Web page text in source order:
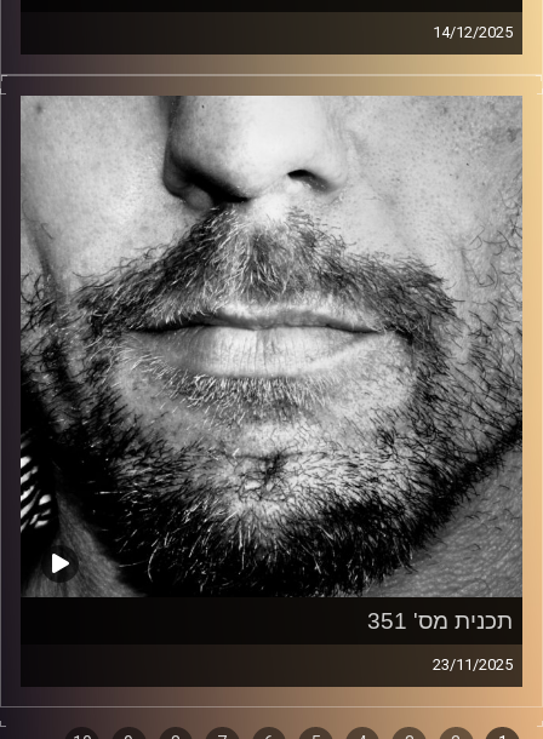
14/12/2025
זיפים, מוזיקה מחוספסת של הופעות חיות. הרבה ג'אם, רוק,
בלוז, bluegrass, ג'אז, Fאנק, פרוגרסיב ואפילו אלקטרוניקה.
כל מה שחי, אמיתי ונושם.
עם שמוליק רגב.
קרדיט תמונות: David Goehring
תכנית מס' 351
23/11/2025
זיפים, מוזיקה מחוספסת של הופעות חיות. הרבה ג'אם, רוק,
בלוז, bluegrass, ג'אז, Fאנק, פרוגרסיב ואפילו אלקטרוניקה.